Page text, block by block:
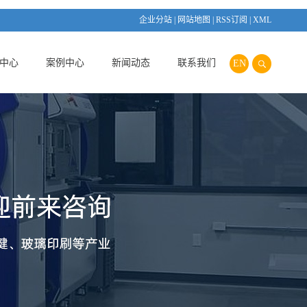
企业分站 网站地图 RSS订阅 XML
EN
心 案例中心 新闻动态 联系我们